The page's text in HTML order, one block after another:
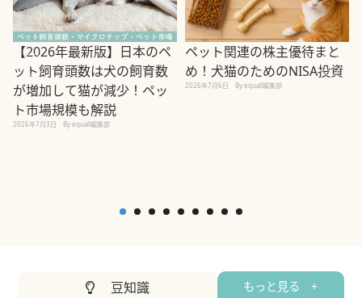
【2026年最新版】日本のペ
ット飼育頭数は犬の飼育数
が増加して猫が減少！ペッ
ト市場規模も解説
2026年7月3日 By equall編集部
ペット関連の株主優待まと
め！犬猫のためのNISA投資
2026年7月6日 By equall編集部
豆知識 もっと見る +